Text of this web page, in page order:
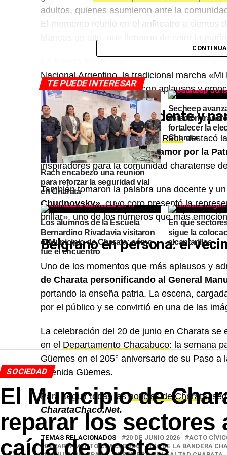
adultos, quienes asumieron ante la
El momento reunió en el anfiteatro a cientos
blancas en alto, que llenaron de color la
Nacional Argentino, la tradicional marcha
presentes acompañaron con aplausos y
Palabras del intendente y
Durante el acto, el intendente Rachdestacó
compromiso, honestidad y amor por la
inspiradores para la comunidad charatense
También tomaron la palabra una docente y
Chudnovsky»,cuyo coro presentó la
brillar», uno de los números que más
Belgrano en persona: el
Uno de los momentos que más aplausos y
de Charata personificando al General
portando la enseña patria. La escena,
por el público y se convirtió en una de las
La celebración del 20 de junio en Charata
en el Departamento Chacabuco: la semana
Güemes en el 205° aniversario de su Paso
Avenida Güemes.
Para seguir todas lasnoticias de Charata,
CharataChaco.Net.
TEMAS RELACIONADOS 20 DE JUNIO 2026
ACTO
DEPARTAMENTO CHACABUCO
DÍA DE LA BANDERA
TE PUEDE INTERESAR
Rach encabezó una reunión
para reforzar la seguridad vial
en Charata
Secheep
estación
fortalecer la
Charata
Los alumnos de la Escuela
Bernardino Rivadavia visitaron
el Municipio de Charata: cómo
fue el encuentro
En qué
sigue la
alcantarillas
SOCIEDAD
El Municipio de
reparar los sectores
caída de postes